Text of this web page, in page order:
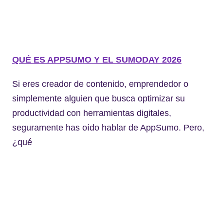
QUÉ ES APPSUMO Y EL SUMODAY 2026
Si eres creador de contenido, emprendedor o
simplemente alguien que busca optimizar su
productividad con herramientas digitales,
seguramente has oído hablar de AppSumo. Pero,
¿qué